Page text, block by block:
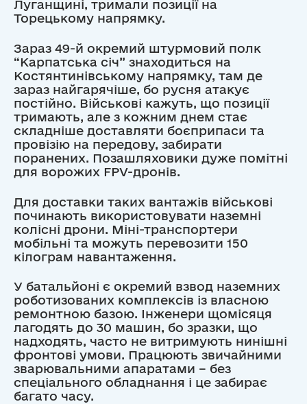
Луганщині, тримали позиції на
Торецькому напрямку.
Зараз 49-й окремий штурмовий полк
“Карпатська січ” знаходиться на
Костянтинівському напрямку, там де
зараз найгарячіше, бо русня атакує
постійно. Військові кажуть, що позиції
тримають, але з кожним днем стає
складніше доставляти боєприпаси та
провізію на передову, забирати
поранених. Позашляховики дуже помітні
для ворожих FPV-дронів.
Для доставки таких вантажів військові
починають використовувати наземні
колісні дрони. Міні-транспортери
мобільні та можуть перевозити 150
кілограм навантаження.
У батальйоні є окремий взвод наземних
роботизованих комплексів із власною
ремонтною базою. Інженери щомісяця
лагодять до 30 машин, бо зразки, що
надходять, часто не витримують нинішні
фронтові умови. Працюють звичайними
зварювальними апаратами – без
спеціального обладнання і це забирає
багато часу.